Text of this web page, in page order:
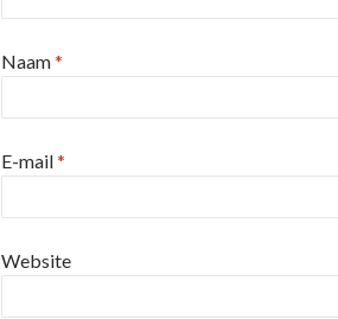
Naam*
E-mail*
Website